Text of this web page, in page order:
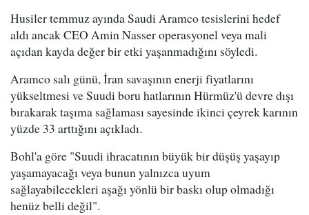
Husiler temmuz ayında Saudi Aramco tesislerini hedef
aldı ancak CEO Amin Nasser operasyonel veya mali
açıdan kayda değer bir etki yaşanmadığını söyledi.
Aramco salı günü, İran savaşının enerji fiyatlarını
yükseltmesi ve Suudi boru hatlarının Hürmüz'ü devre dışı
bırakarak taşıma sağlaması sayesinde ikinci çeyrek karının
yüzde 33 arttığını açıkladı.
Bohl'a göre "Suudi ihracatının büyük bir düşüş yaşayıp
yaşamayacağı veya bunun yalnızca uyum
sağlayabilecekleri aşağı yönlü bir baskı olup olmadığı
henüz belli değil".